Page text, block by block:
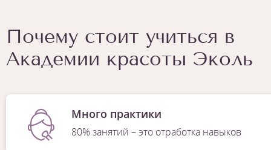
Почему стоит учиться в
Академии красоты Эколь
Много практики
80% занятий – это отработка навыков